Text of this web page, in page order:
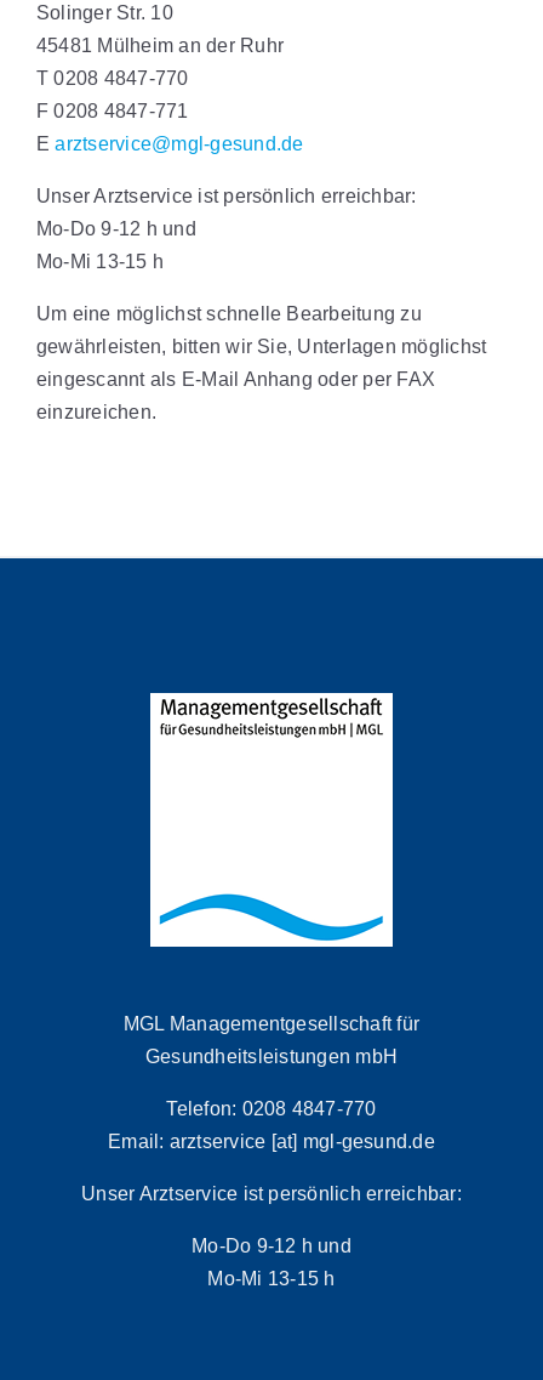
Solinger Str. 10
45481 Mülheim an der Ruhr
T 0208 4847-770
F 0208 4847-771
Earztservice@mgl-gesund.de
Unser Arztservice ist persönlich erreichbar:
Mo-Do 9-12 h und
Mo-Mi 13-15 h
Um eine möglichst schnelle Bearbeitung zu
gewährleisten, bitten wir Sie, Unterlagen möglichst
eingescannt als E-Mail Anhang oder per FAX
einzureichen.
MGL Managementgesellschaft für
Gesundheitsleistungen mbH
Telefon: 0208 4847-770
Email: arztservice [at] mgl-gesund.de
Unser Arztservice ist persönlich erreichbar:
Mo-Do 9-12 h und
Mo-Mi 13-15 h